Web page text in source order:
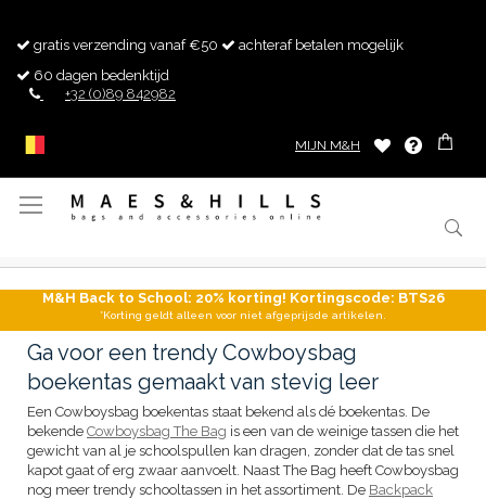
gratis verzending vanaf €50
achteraf betalen mogelijk
60 dagen bedenktijd
+32 (0)89 842982
MIJN M&H
Toggle
M&H Back to School: 20% korting! Kortingscode: BTS26
*Korting geldt alleen voor niet afgeprijsde artikelen.
Ga voor een trendy Cowboysbag
boekentas gemaakt van stevig leer
Een Cowboysbag boekentas staat bekend als dé boekentas. De
bekende Cowboysbag The Bag is een van de weinige tassen die het
gewicht van al je schoolspullen kan dragen, zonder dat de tas snel
kapot gaat of erg zwaar aanvoelt. Naast The Bag heeft Cowboysbag
nog meer trendy schooltassen in het assortiment. De Backpack